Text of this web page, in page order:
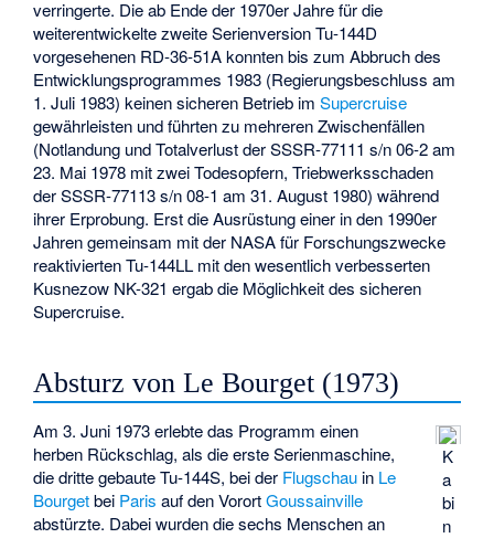
verringerte. Die ab Ende der 1970er Jahre für die
weiterentwickelte zweite Serienversion Tu-144D
vorgesehenen RD-36-51A konnten bis zum Abbruch des
Entwicklungsprogrammes 1983 (Regierungsbeschluss am
1. Juli 1983) keinen sicheren Betrieb imSupercruise
gewährleisten und führten zu mehreren Zwischenfällen
(Notlandung und Totalverlust der SSSR-77111 s/n 06-2 am
23. Mai 1978 mit zwei Todesopfern, Triebwerksschaden
der SSSR-77113 s/n 08-1 am 31. August 1980) während
ihrer Erprobung. Erst die Ausrüstung einer in den 1990er
Jahren gemeinsam mit der NASA für Forschungszwecke
reaktivierten Tu-144LL mit den wesentlich verbesserten
Kusnezow NK-321 ergab die Möglichkeit des sicheren
Supercruise.
Absturz von Le Bourget (1973)
K
a
bi
n
Am 3. Juni 1973 erlebte das Programm einen
herben Rückschlag, als die erste Serienmaschine,
die dritte gebaute Tu-144S, bei der Flugschau in Le
Bourgetbei Paris auf den VorortGoussainville
abstürzte. Dabei wurden die sechs Menschen an